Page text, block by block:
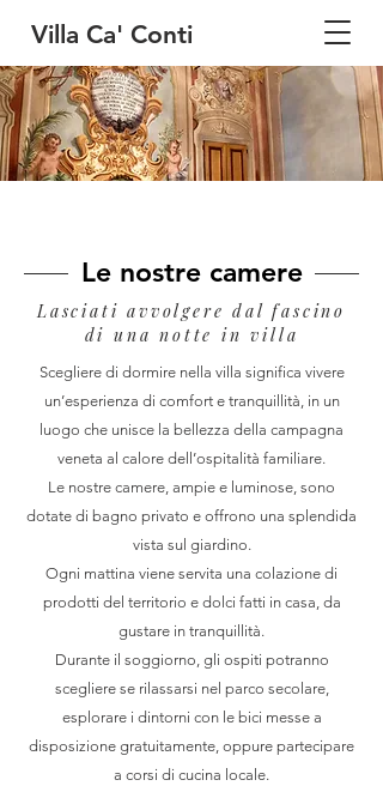
Villa Ca' Conti
Le nostre camere
Lasciati avvolgere dal fascino
di una notte in villa
Scegliere di dormire nella villa significa vivere
un’esperienza di comfort e tranquillità, in un
luogo che unisce la bellezza della campagna
veneta al calore dell’ospitalità familiare.
Le nostre camere, ampie e luminose, sono
dotate di bagno privato e offrono una splendida
vista sul giardino.
Ogni mattina viene servita una colazione di
prodotti del territorio e dolci fatti in casa, da
gustare in tranquillità.
Durante il soggiorno, gli ospiti potranno
scegliere se rilassarsi nel parco secolare,
esplorare i dintorni con le bici messe a
disposizione gratuitamente, oppure partecipare
a corsi di cucina locale.